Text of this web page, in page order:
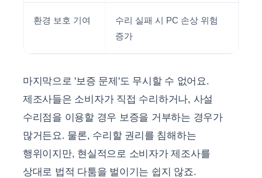
환경 보호 기여
수리 실패 시 PC 손상 위험
증가
마지막으로 '보증 문제'도 무시할 수 없어요.
제조사들은 소비자가 직접 수리하거나, 사설
수리점을 이용할 경우 보증을 거부하는 경우가
많거든요. 물론, 수리할 권리를 침해하는
행위이지만, 현실적으로 소비자가 제조사를
상대로 법적 다툼을 벌이기는 쉽지 않죠.